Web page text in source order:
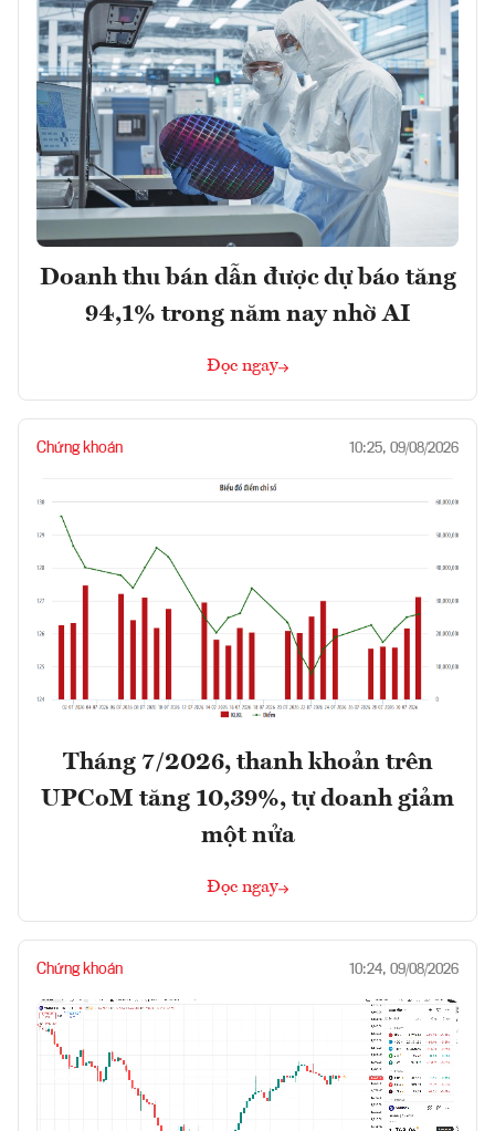
Doanh thu bán dẫn được dự báo tăng
94,1% trong năm nay nhờ AI
Đọc ngay
Chứng khoán 10:25, 09/08/2026
Tháng 7/2026, thanh khoản trên
UPCoM tăng 10,39%, tự doanh giảm
một nửa
Đọc ngay
Chứng khoán 10:24, 09/08/2026